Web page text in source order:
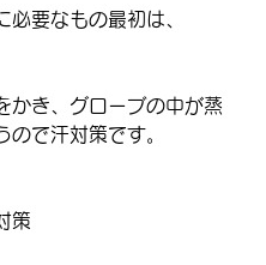
必要なもの最初は、
かき、グローブの中が蒸
ので汗対策です。
策